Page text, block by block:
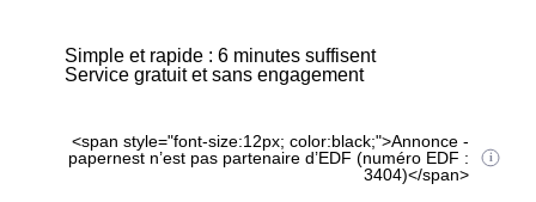
Simple et rapide : 6 minutes suffisent
Service gratuit et sans engagement
<span style="font-size:12px; color:black;">Annonce -
papernest n’est pas partenaire d’EDF (numéro EDF :
3404)</span>